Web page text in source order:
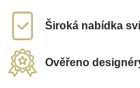
Široká nabídka
Ověřeno